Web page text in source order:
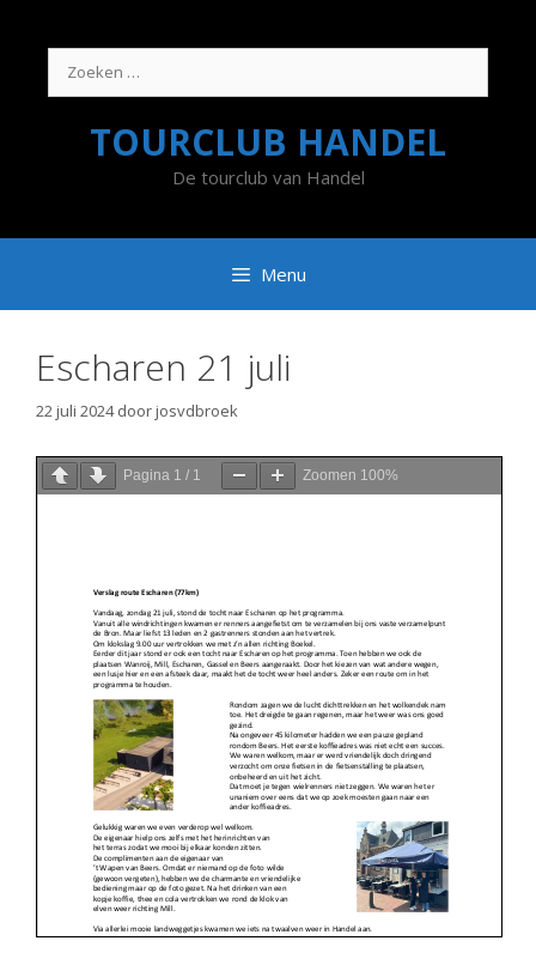
naar:
TOURCLUB HANDEL
De tourclub van Handel
Menu
Escharen 21 juli
22 juli 2024 doorjosvdbroek
Pagina 1 / 1 Zoomen 100%